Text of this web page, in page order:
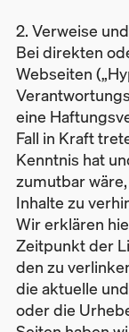
2. Verweise
Bei direkten
Webseiten
eine
Fall in Kraft
Kenntnis hat
zumutbar
Inhalte zu
Wir erklären
Zeitpunkt der
den zu
die aktuelle
oder die